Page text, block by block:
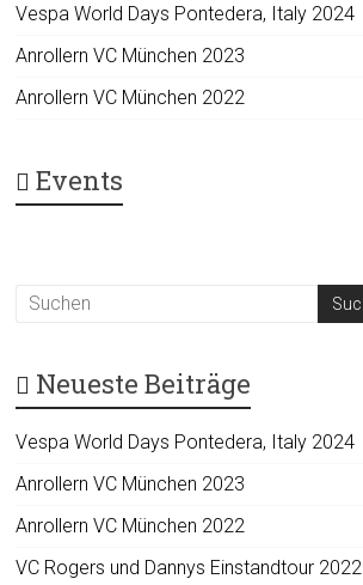
Vespa World Days Pontedera, Italy 2024
Anrollern VC München 2023
Anrollern VC München 2022
Events
Neueste Beiträge
Vespa World Days Pontedera, Italy 2024
Anrollern VC München 2023
Anrollern VC München 2022
VC Rogers und Dannys Einstandtour 2022